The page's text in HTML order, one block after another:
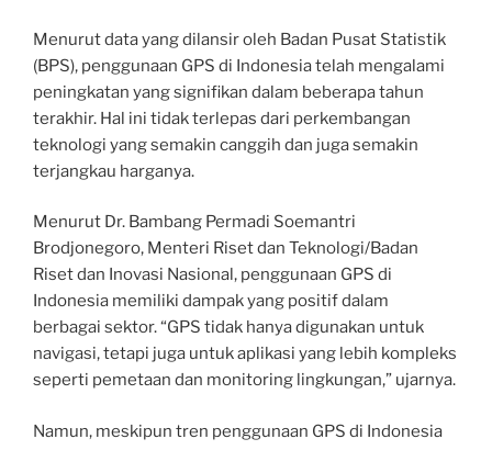
Menurut data yang dilansir oleh Badan Pusat Statistik
(BPS), penggunaan GPS di Indonesia telah mengalami
peningkatan yang signifikan dalam beberapa tahun
terakhir. Hal ini tidak terlepas dari perkembangan
teknologi yang semakin canggih dan juga semakin
terjangkau harganya.
Menurut Dr. Bambang Permadi Soemantri
Brodjonegoro, Menteri Riset dan Teknologi/Badan
Riset dan Inovasi Nasional, penggunaan GPS di
Indonesia memiliki dampak yang positif dalam
berbagai sektor. “GPS tidak hanya digunakan untuk
navigasi, tetapi juga untuk aplikasi yang lebih kompleks
seperti pemetaan dan monitoring lingkungan,” ujarnya.
Namun, meskipun tren penggunaan GPS di Indonesia